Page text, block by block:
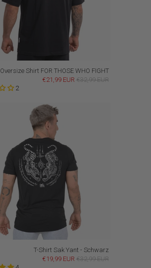
Oversize Shirt FOR THOSE WHO FIGHT
€21,99 EUR €32,99 EUR
2
T-Shirt Sak Yant - Schwarz
€19,99 EUR €32,99 EUR